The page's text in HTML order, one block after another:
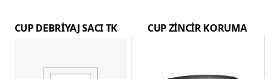
CUP DEBRİYAJ SACI TK CUP ZİNCİR KORUMA